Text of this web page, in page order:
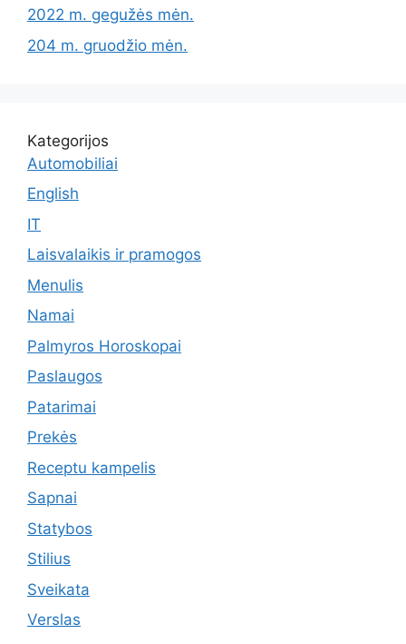
2022 m. gegužės mėn.
204 m. gruodžio mėn.
Kategorijos
Automobiliai
English
IT
Laisvalaikis ir pramogos
Menulis
Namai
Palmyros Horoskopai
Paslaugos
Patarimai
Prekės
Receptu kampelis
Sapnai
Statybos
Stilius
Sveikata
Verslas